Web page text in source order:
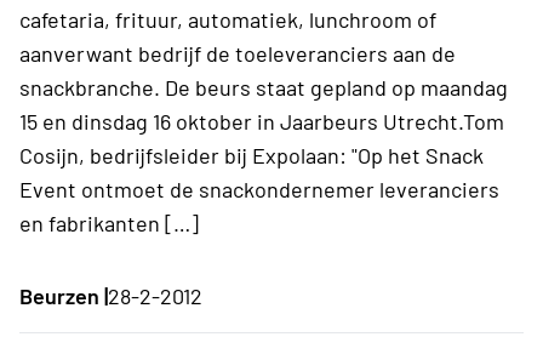
cafetaria, frituur, automatiek, lunchroom of
aanverwant bedrijf de toeleveranciers aan de
snackbranche. De beurs staat gepland op maandag
15 en dinsdag 16 oktober in Jaarbeurs Utrecht.Tom
Cosijn, bedrijfsleider bij Expolaan: "Op het Snack
Event ontmoet de snackondernemer leveranciers
en fabrikanten […]
Beurzen |28-2-2012